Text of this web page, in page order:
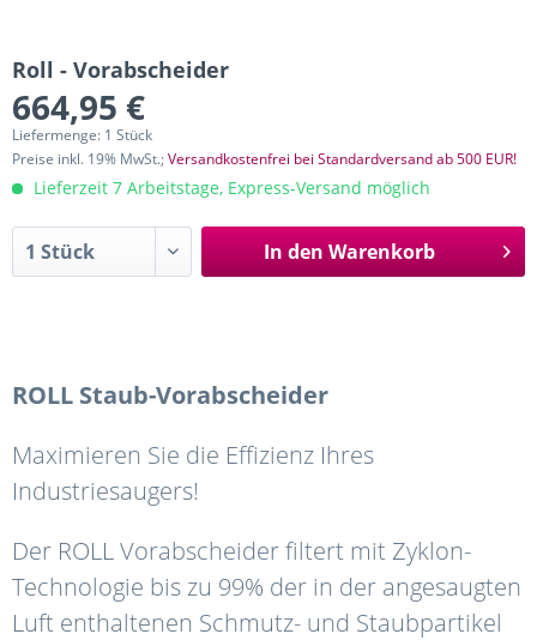
Roll - Vorabscheider
664,95 €
Liefermenge: 1 Stück
Preise inkl. 19% MwSt.;Versandkostenfrei bei Standardversand ab 500 EUR!
Lieferzeit 7 Arbeitstage, Express-Versand möglich
In den Warenkorb
ROLL Staub-Vorabscheider
Maximieren Sie die Effizienz Ihres
Industriesaugers!
Der ROLL Vorabscheider filtert mit Zyklon-
Technologie bis zu 99% der in der angesaugten
Luft enthaltenen Schmutz- und Staubpartikel